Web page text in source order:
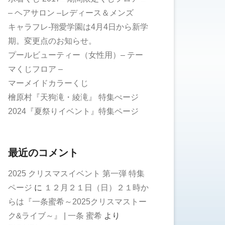
– ヘアサロン –レディース＆メンズ
キャラフレ-翔愛学園は4月4日から新学
期。変更点のお知らせ。
プールビューティー（女性用）– テー
マくじフロア –
マーメイドカラーくじ
檜原村『天狗滝・綾滝』 特集ぺージ
2024『夏祭りイベント』特集ページ
最近のコメント
2025 クリスマスイベント 第一弾 特集
ページ に １２月２１日（日）２１時か
らは『一条蜜希～2025クリスマストー
ク&ライブ～』 | 一条 蜜希 より